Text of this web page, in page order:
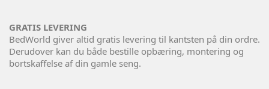
GRATIS LEVERING
BedWorld giver altid gratis levering til kantsten på din ordre.
Derudover kan du både bestille opbæring, montering og
bortskaffelse af din gamle seng.